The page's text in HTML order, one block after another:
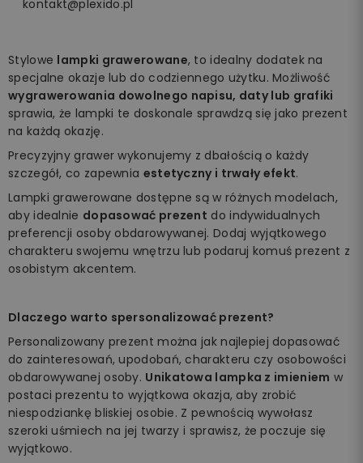
kontakt@plexido.pl
Stylowe lampki grawerowane, to idealny dodatek na
specjalne okazje lub do codziennego użytku. Możliwość
wygrawerowania dowolnego napisu, daty lub grafiki
sprawia, że lampki te doskonale sprawdzą się jako prezent
na każdą okazję.
Precyzyjny grawer wykonujemy z dbałością o każdy
szczegół, co zapewnia estetyczny i trwały efekt.
Lampki grawerowane dostępne są w różnych modelach,
aby idealnie dopasować prezent do indywidualnych
preferencji osoby obdarowywanej. Dodaj wyjątkowego
charakteru swojemu wnętrzu lub podaruj komuś prezent z
osobistym akcentem.
Dlaczego warto spersonalizować prezent?
Personalizowany prezent można jak najlepiej dopasować
do zainteresowań, upodobań, charakteru czy osobowości
obdarowywanej osoby. Unikatowa lampka z imieniem w
postaci prezentu to wyjątkowa okazja, aby zrobić
niespodziankę bliskiej osobie. Z pewnością wywołasz
szeroki uśmiech na jej twarzy i sprawisz, że poczuje się
wyjątkowo.